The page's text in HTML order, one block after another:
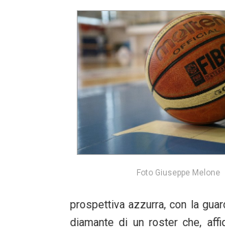
Foto Giuseppe Melone
prospettiva azzurra, con la
diamante di un roster che,